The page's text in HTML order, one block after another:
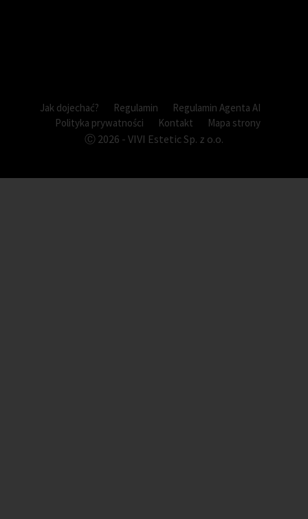
Jak dojechać? Regulamin
Regulamin Agenta AI
Polityka prywatności
Kontakt Mapa strony
Ⓒ 2026 - VIVI Estetic Sp. z o.o.